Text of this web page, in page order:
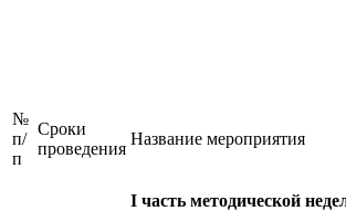
№
п/
п
Сроки
проведения
Название мероприятия
I часть методической